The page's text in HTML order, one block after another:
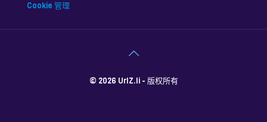
Cookie 管理
© 2026 UrlZ.li - 版权所有